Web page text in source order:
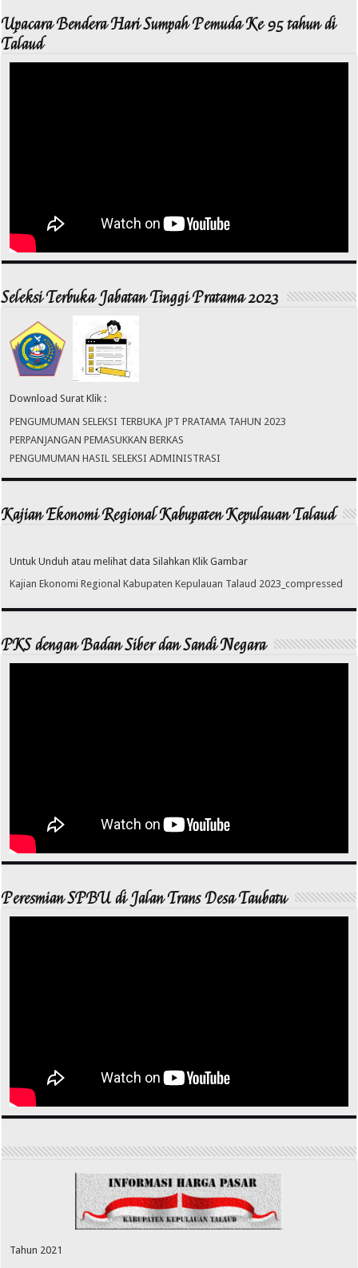
Upacara Bendera Hari Sumpah Pemuda Ke 95 tahun di
Talaud
Seleksi Terbuka Jabatan Tinggi Pratama 2023
Download Surat Klik :
PENGUMUMAN SELEKSI TERBUKA JPT PRATAMA TAHUN 2023
PERPANJANGAN PEMASUKKAN BERKAS
PENGUMUMAN HASIL SELEKSI ADMINISTRASI
Kajian Ekonomi Regional Kabupaten Kepulauan Talaud
Untuk Unduh atau melihat data Silahkan Klik Gambar
Kajian Ekonomi Regional Kabupaten Kepulauan Talaud 2023_compressed
PKS dengan Badan Siber dan Sandi Negara
Peresmian SPBU di Jalan Trans Desa Taubatu
Tahun 2021